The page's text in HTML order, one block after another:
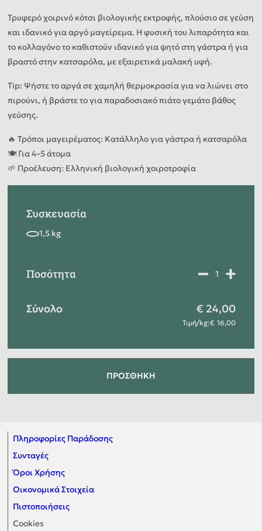
Τρυφερό χοιρινό κότσι βιολογικής εκτροφής, πλούσιο σε γεύση
και ιδανικό για αργό μαγείρεμα. Η φυσική του λιπαρότητα και
το κολλαγόνο το καθιστούν ιδανικό για ψητό στη γάστρα ή για
βραστό στην κατσαρόλα, με εξαιρετικά μαλακή υφή.
Tip: Ψήστε το αργά σε χαμηλή θερμοκρασία για να λιώνει στο
πιρούνι, ή βράστε το για παραδοσιακό πιάτο γεμάτο βάθος
γεύσης.
🔥 Τρόποι μαγειρέματος: Κατάλληλο για γάστρα ή κατσαρόλα
🍽️ Για 4–5 άτομα
🌱 Προέλευση: Ελληνική βιολογική χοιροτροφία
Συσκευασία
Ποσότητα
Σύνολο 24,00
Τιμή/kg: 16,00
ΠΡΟΣΘΉΚΗ
Πληροφορίες Παράδοσης
Συνταγές
Όροι Χρήσης
Οικονομικά Στοιχεία
Πιστοποιήσεις
Cookies